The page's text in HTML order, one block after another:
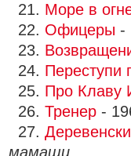
21. Море в
22. Офицеры -
23.
24. Переступи
25. Про Клаву
26. Тренер -
27.
мамаши